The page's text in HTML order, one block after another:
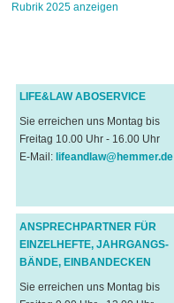
Rubrik 2025 anzeigen
LIFE&LAW ABOSERVICE
Sie erreichen uns Montag bis
Freitag 10.00 Uhr - 16.00 Uhr
E-Mail: lifeandlaw@hemmer.de
ANSPRECHPARTNER FÜR
EINZELHEFTE, JAHRGANGS-
BÄNDE, EINBANDECKEN
Sie erreichen uns Montag bis